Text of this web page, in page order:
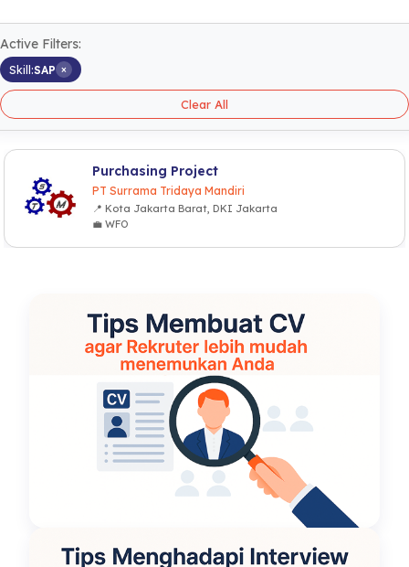
Active Filters:
Skill:SAP ×
Clear All
Purchasing Project
PT Surrama Tridaya Mandiri
📍 Kota Jakarta Barat, DKI Jakarta
💼 WFO